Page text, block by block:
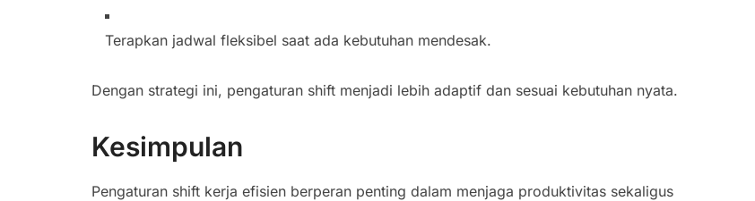
Terapkan jadwal fleksibel saat ada kebutuhan mendesak.
Dengan strategi ini, pengaturan shift menjadi lebih adaptif dan sesuai kebutuhan nyata.
Kesimpulan
Pengaturan shift kerja efisien berperan penting dalam menjaga produktivitas sekaligus